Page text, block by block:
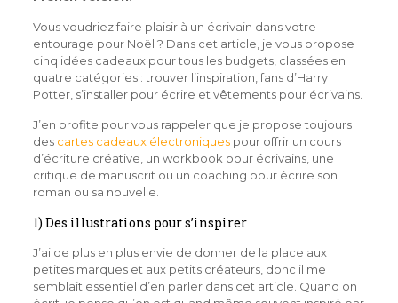
Vous voudriez faire plaisir à un écrivain dans votre
entourage pour Noël ? Dans cet article, je vous propose
cinq idées cadeaux pour tous les budgets, classées en
quatre catégories : trouver l’inspiration, fans d’Harry
Potter, s’installer pour écrire et vêtements pour écrivains.
J’en profite pour vous rappeler que je propose toujours
des cartes cadeaux électroniquespour offrir un cours
d’écriture créative, un workbook pour écrivains, une
critique de manuscrit ou un coaching pour écrire son
roman ou sa nouvelle.
1) Des illustrations pour s’inspirer
J’ai de plus en plus envie de donner de la place aux
petites marques et aux petits créateurs, donc il me
semblait essentiel d’en parler dans cet article. Quand on